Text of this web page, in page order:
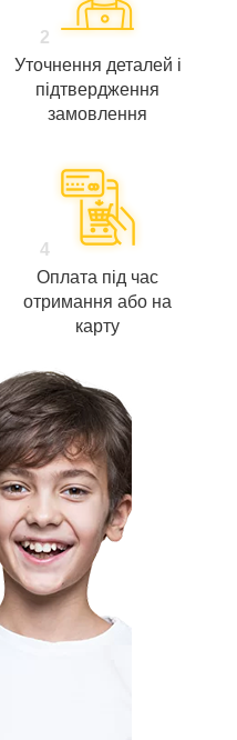
2
Уточнення деталей і
підтвердження
замовлення
4
Оплата під час
отримання або на
карту